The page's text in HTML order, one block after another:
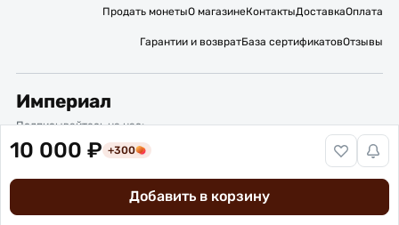
10 000 ₽ +300
Добавить в корзину
Продать монетыО магазинеКонтактыДоставкаОплата
Гарантии и возвратБаза сертификатовОтзывы
Империал
Подписывайтесь на нас:
Вакансии
Политика обработки персональных данных
© 2016 – 2026 ИП Титов Александр Михайлович